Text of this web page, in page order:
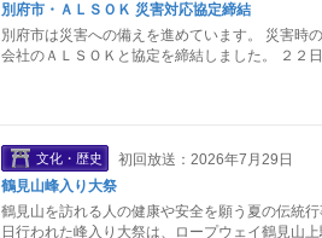
別府市・ＡＬＳＯＫ 災害対応協定締結
別府市は災害への備えを進めています。 災害時
会社のＡＬＳＯＫと協定を締結しました。 ２２
文化・歴史
初回放送：2026年7月29日
鶴見山峰入り大祭
鶴見山を訪れる人の健康や安全を願う夏の伝統
日行われた峰入り大祭は、ロープウェイ鶴見山